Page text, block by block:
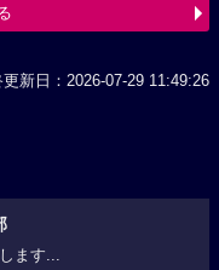
更新日：2026-07-29 11:49:26
ます...